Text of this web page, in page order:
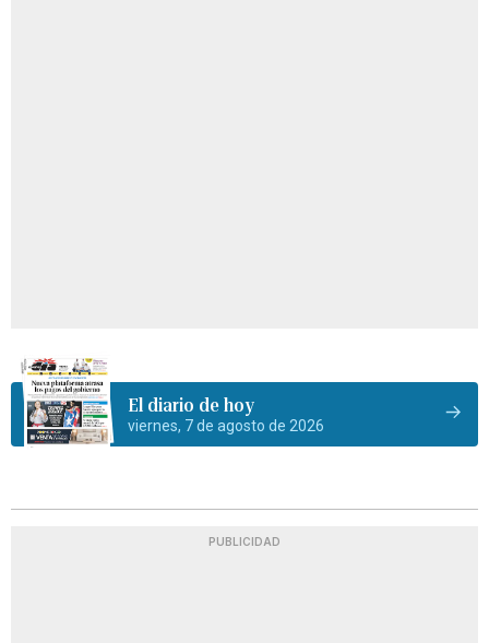
El diario de hoy
viernes, 7 de agosto de 2026
PUBLICIDAD